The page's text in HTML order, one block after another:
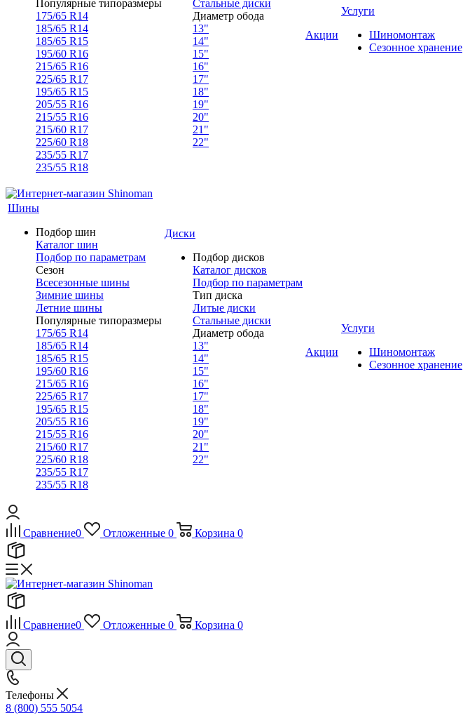
Популярные типоразмеры
175/65 R14
185/65 R14
185/65 R15
195/60 R16
215/65 R16
225/65 R17
195/65 R15
205/55 R16
215/55 R16
215/60 R17
225/60 R18
235/55 R17
235/55 R18
Стальные диски
Диаметр обода
13"
14"
15"
16"
17"
18"
19"
20"
21"
22"
Акции
Услуги
Шиномонтаж
Сезонное хранение
Шины
Подбор шин
Каталог шин
Подбор по параметрам
Сезон
Всесезонные шины
Зимние шины
Летние шины
Популярные типоразмеры
175/65 R14
185/65 R14
185/65 R15
195/60 R16
215/65 R16
225/65 R17
195/65 R15
205/55 R16
215/55 R16
215/60 R17
225/60 R18
235/55 R17
235/55 R18
Диски
Подбор дисков
Каталог дисков
Подбор по параметрам
Тип диска
Литые диски
Стальные диски
Диаметр обода
13"
14"
15"
16"
17"
18"
19"
20"
21"
22"
Акции
Услуги
Шиномонтаж
Сезонное хранение
Сравнение0 Отложенные 0 Корзина 0
Сравнение0 Отложенные 0 Корзина 0
Телефоны
8 (800) 555 5054